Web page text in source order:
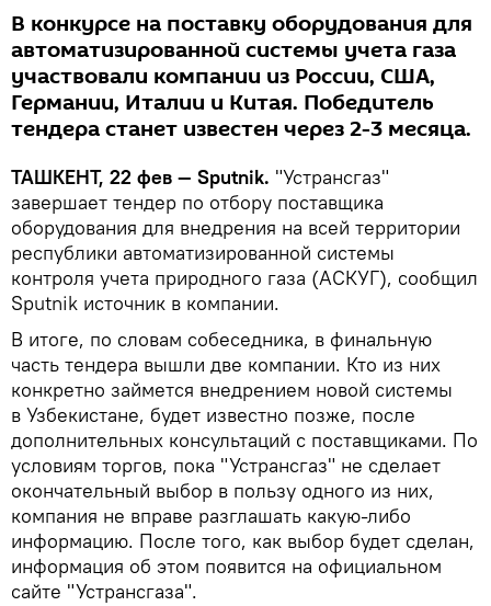
В конкурсе на поставку оборудования для
автоматизированной системы учета газа
участвовали компании из России, США,
Германии, Италии и Китая. Победитель
тендера станет известен через 2-3 месяца.
ТАШКЕНТ, 22 фев — Sputnik. "Устрансгаз"
завершает тендер по отбору поставщика
оборудования для внедрения на всей территории
республики автоматизированной системы
контроля учета природного газа (АСКУГ), сообщил
Sputnik источник в компании.
В итоге, по словам собеседника, в финальную
часть тендера вышли две компании. Кто из них
конкретно займется внедрением новой системы
в Узбекистане, будет известно позже, после
дополнительных консультаций с поставщиками. По
условиям торгов, пока "Устрансгаз" не сделает
окончательный выбор в пользу одного из них,
компания не вправе разглашать какую-либо
информацию. После того, как выбор будет сделан,
информация об этом появится на официальном
сайте "Устрансгаза".